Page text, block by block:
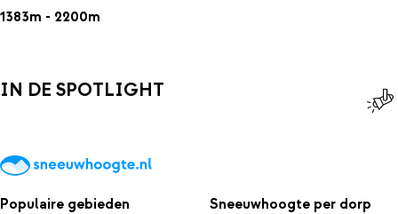
1383m - 2200m
IN DE SPOTLIGHT
Populaire gebieden Sneeuwhoogte per dorp